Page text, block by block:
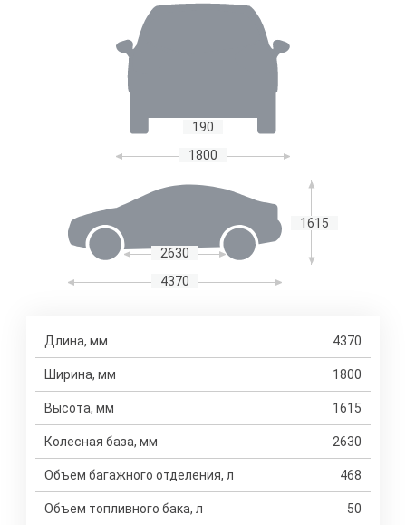
190
1800
2630
1615
4370
Длина, мм 4370
Ширина, мм 1800
Высота, мм 1615
Колесная база, мм 2630
Объем багажного отделения, л 468
Объем топливного бака, л 50